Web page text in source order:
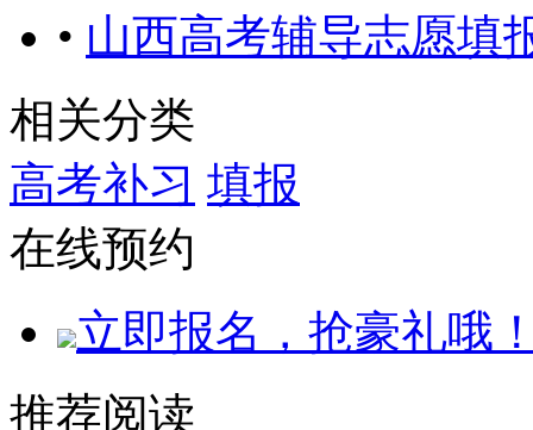
• 山西高考辅导志愿填
相关分类
高考补习 填报
在线预约
立即报名，抢豪礼哦
推荐阅读